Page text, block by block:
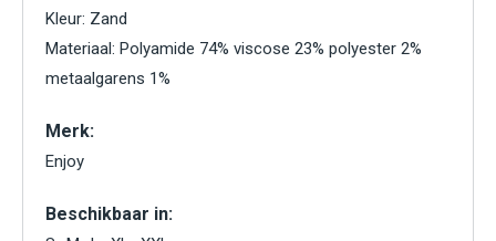
Kleur: Zand
Materiaal: Polyamide 74% viscose 23% polyester 2%
metaalgarens 1%
Merk:
Enjoy
Beschikbaar in: